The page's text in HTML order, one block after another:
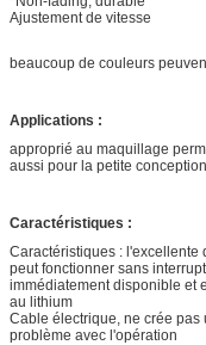
Ajustement de vitesse
beaucoup de couleurs
Applications :
approprié au maquillage
aussi pour la petite
Caractéristiques :
Caractéristiques :
peut fonctionner sans
immédiatement disponible et
au lithium
Cable électrique, ne crée pas
problème avec l'opération